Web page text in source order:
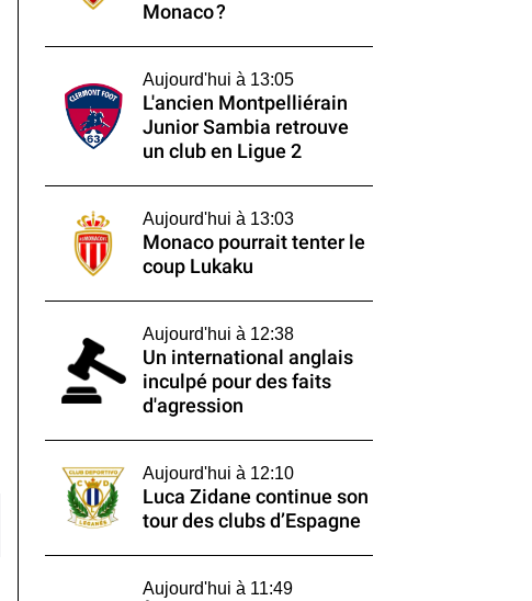
Monaco ?
Aujourd'hui à 13:05
L'ancien Montpelliérain
Junior Sambia retrouve
un club en Ligue 2
Aujourd'hui à 13:03
Monaco pourrait tenter le
coup Lukaku
Aujourd'hui à 12:38
Un international anglais
inculpé pour des faits
d'agression
Aujourd'hui à 12:10
Luca Zidane continue son
tour des clubs d’Espagne
Aujourd'hui à 11:49